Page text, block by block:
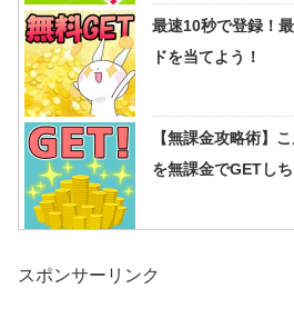
最速10秒で登録！
ドを当てよう！
【無課金攻略術】
を無課金でGETしち
スポンサーリンク